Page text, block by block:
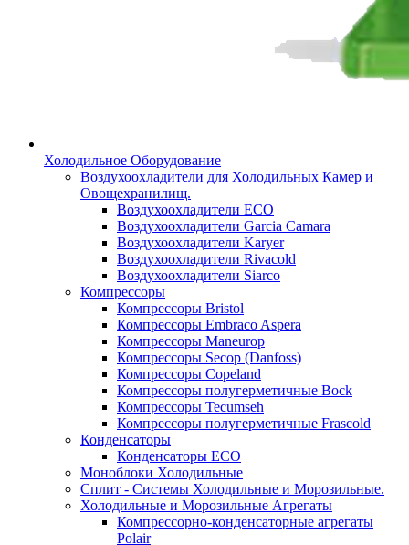
Холодильное Оборудование
Воздухоохладители для Холодильных Камер и
Овощехранилищ.
Воздухоохладители ECO
Воздухоохладители Garcia Camara
Воздухоохладители Karyer
Воздухоохладители Rivacold
Воздухоохладители Siarco
Компрессоры
Компрессоры Bristol
Компрессоры Embraco Aspera
Компрессоры Maneurop
Компрессоры Secop (Danfoss)
Компрессоры Copeland
Компрессоры полугерметичные Bock
Компрессоры Tecumseh
Компрессоры полугерметичные Frascold
Конденсаторы
Конденсаторы ECO
Моноблоки Холодильные
Сплит - Системы Холодильные и Морозильные.
Холодильные и Морозильные Агрегаты
Компрессорно-конденсаторные агрегаты
Polair